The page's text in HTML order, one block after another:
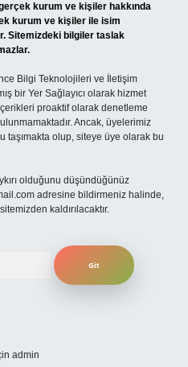
kurum ve kişiler hakkında
kurum ve kişiler ile isim
Sitemizdeki bilgiler taslak
Bilgi Teknolojileri ve İletişim
bir Yer Sağlayıcı olarak hizmet
proaktif olarak denetleme
Ancak, üyelerimiz
taşımakta olup, siteye üye olarak bu
olduğunu düşündüğünüz
adresine bildirmeniz halinde,
kaldırılacaktır.
admin